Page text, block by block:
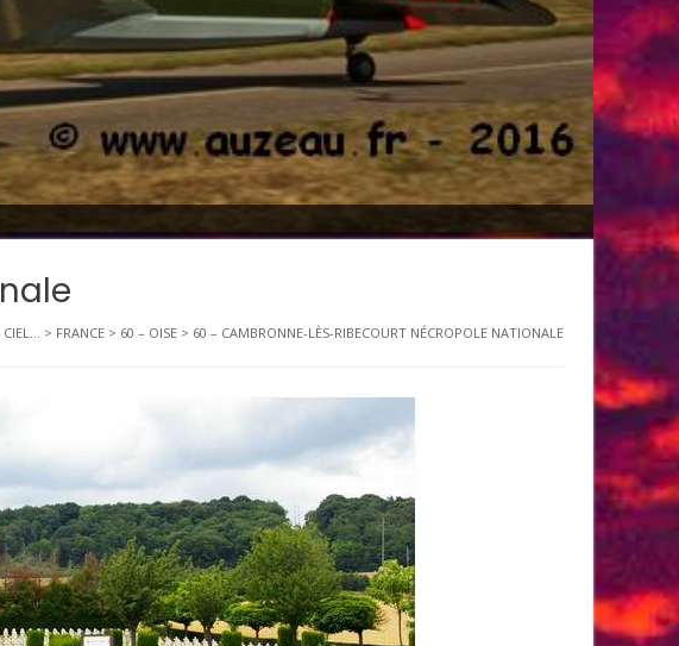
> FRANCE > 60 – OISE > 60 – CAMBRONNE-LÈS-RIBECOURT NÉCROPOLE NATIONALE